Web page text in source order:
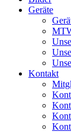
Geräte
Kontakt